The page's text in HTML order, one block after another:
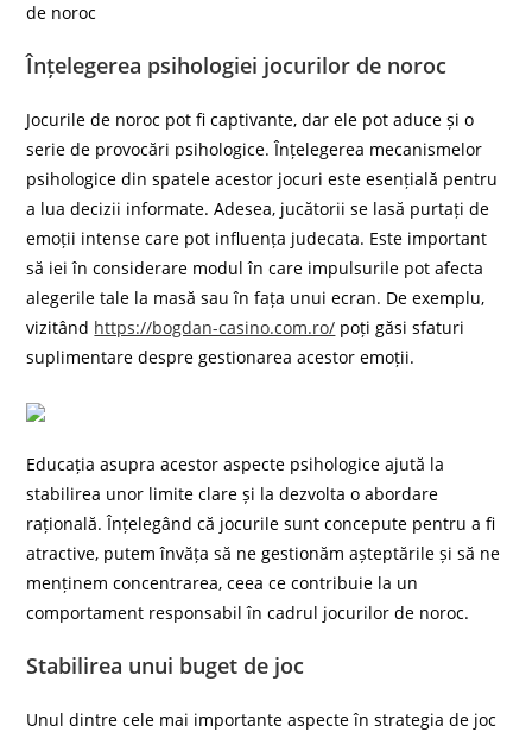
de noroc
Înțelegerea psihologiei jocurilor de noroc
Jocurile de noroc pot fi captivante, dar ele pot aduce și o
serie de provocări psihologice. Înțelegerea mecanismelor
psihologice din spatele acestor jocuri este esențială pentru
a lua decizii informate. Adesea, jucătorii se lasă purtați de
emoții intense care pot influența judecata. Este important
să iei în considerare modul în care impulsurile pot afecta
alegerile tale la masă sau în fața unui ecran. De exemplu,
vizitând https://bogdan-casino.com.ro/ poți găsi sfaturi
suplimentare despre gestionarea acestor emoții.
Educația asupra acestor aspecte psihologice ajută la
stabilirea unor limite clare și la dezvolta o abordare
rațională. Înțelegând că jocurile sunt concepute pentru a fi
atractive, putem învăța să ne gestionăm așteptările și să ne
menținem concentrarea, ceea ce contribuie la un
comportament responsabil în cadrul jocurilor de noroc.
Stabilirea unui buget de joc
Unul dintre cele mai importante aspecte în strategia de joc